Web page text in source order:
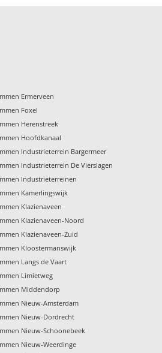
Ermerveen
Foxel
Herenstreek
Hoofdkanaal
Industrieterrein Bargermeer
Industrieterrein De Vierslagen
Industrieterreinen
Kamerlingswijk
Klazienaveen
Klazienaveen-Noord
Klazienaveen-Zuid
Kloostermanswijk
Langs de Vaart
Limietweg
Middendorp
Nieuw-Amsterdam
Nieuw-Dordrecht
Nieuw-Schoonebeek
Nieuw-Weerdinge